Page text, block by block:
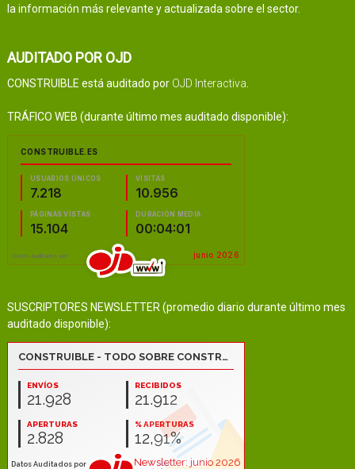
la información más relevante y actualizada sobre el sector.
AUDITADO POR OJD
CONSTRUIBLE está auditado por OJD Interactiva.
TRÁFICO WEB (durante último mes auditado disponible):
SUSCRIPTORES NEWSLETTER (promedio diario durante último mes
auditado disponible):